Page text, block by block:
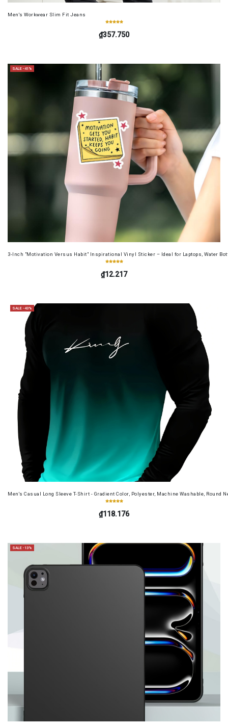
Men's Workwear Slim Fit Jeans
₫357.750
SALE -41%
3-Inch "Motivation Versus Habit" Inspirational Vinyl Sticker – Ideal for Laptops, Water
₫12.217
SALE -43%
Men's Casual Long Sleeve T-Shirt - Gradient Color, Polyester, Machine Washable, Round
₫118.176
SALE -13%